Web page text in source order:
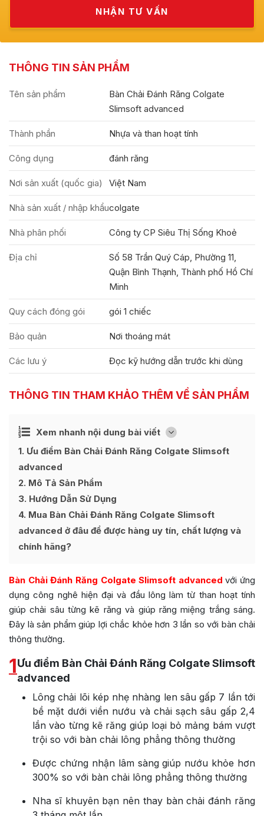
THÔNG TIN SẢN PHẨM
Tên sản phẩm
Bàn Chải Đánh Răng Colgate
Slimsoft advanced
Thành phần Nhựa và than hoạt tính
Công dụng đánh răng
Nơi sản xuất (quốc gia) Việt Nam
Nhà sản xuất / nhập khẩucolgate
Nhà phân phối Công ty CP Siêu Thị Sống Khoẻ
Địa chỉ
Số 58 Trần Quý Cáp, Phường 11,
Quận Bình Thạnh, Thành phố Hồ Chí
Minh
Quy cách đóng gói gói 1 chiếc
Bảo quản Nơi thoáng mát
Các lưu ý Đọc kỹ hướng dẫn trước khi dùng
THÔNG TIN THAM KHẢO THÊM VỀ SẢN PHẨM
Xem nhanh nội dung bài viết [
Ẩn
1 Ưu điểm Bàn Chải Đánh Răng Colgate Slimsoft
advanced
2 Mô Tả Sản Phẩm
3 Hướng Dẫn Sử Dụng
4 Mua Bàn Chải Đánh Răng Colgate Slimsoft
advanced ở đâu để được hàng uy tín, chất lượng và
chính hãng?
Bàn Chải Đánh Răng Colgate Slimsoft advanced với ứng
dụng công nghê hiện đại và đầu lông làm từ than hoạt tính
giúp chải sâu từng kẽ răng và giúp răng miệng trắng sáng.
Đây là sản phẩm giúp lợi chắc khỏe hơn 3 lần so với bàn chải
thông thường.
1Ưu điểm Bàn Chải Đánh Răng Colgate Slimsoft
advanced
Lông chải lõi kép nhẹ nhàng len sâu gấp 7 lần tới
bề mặt dưới viền nướu và chải sạch sâu gấp 2,4
lần vào từng kẽ răng giúp loại bỏ mảng bám vượt
trội so với bàn chải lông phẳng thông thường​
Được chứng nhận lâm sàng giúp nướu khỏe hơn
300% so với bàn chải lông phẳng thông thường
Nha sĩ khuyên bạn nên thay bàn chải đánh răng